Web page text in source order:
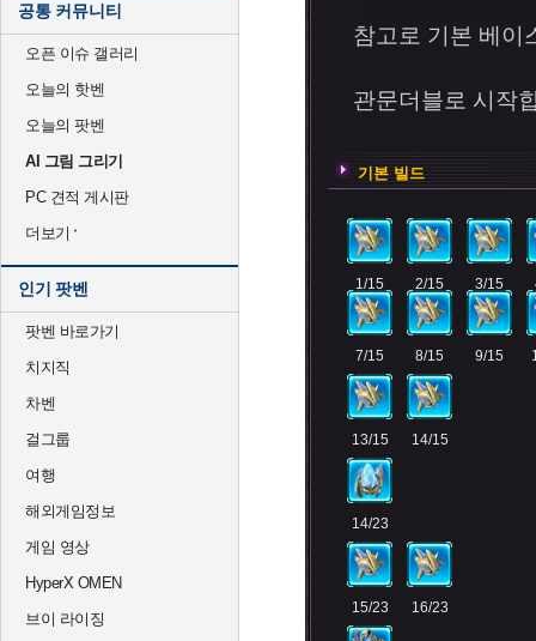
공통 커뮤니티
오픈 이슈 갤러리
오늘의 핫벤
오늘의 팟벤
AI 그림 그리기
PC 견적 게시판
더보기
인기 팟벤
팟벤 바로가기
치지직
차벤
걸그룹
여행
해외게임정보
게임 영상
HyperX OMEN
브이 라이징
참고로 기본 베이
관문더블로 시작
기본 빌드
1/15 2/15 3/15
7/15 8/15 9/15
13/15 14/15
14/23
15/23 16/23